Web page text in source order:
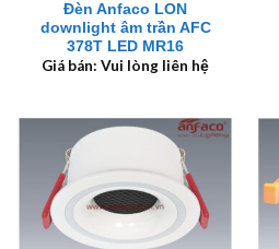
Đèn Anfaco LON
downlight âm trần AFC
378T LED MR16
Giá bán: Vui lòng liên hệ